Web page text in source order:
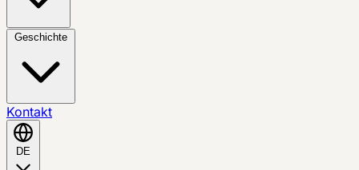
Geschichte
Kontakt
DE